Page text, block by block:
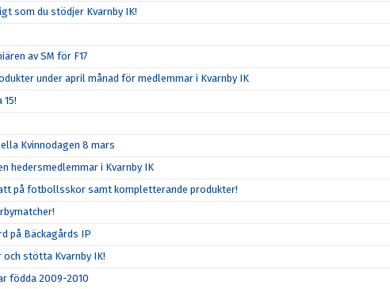
som du stödjer Kvarnby IK!
av SM för F17
under april månad för medlemmar i Kvarnby IK
Kvinnodagen 8 mars
hedersmedlemmar i Kvarnby IK
på fotbollsskor samt kompletterande produkter!
på Bäckagårds IP
och stötta Kvarnby IK!
födda 2009-2010